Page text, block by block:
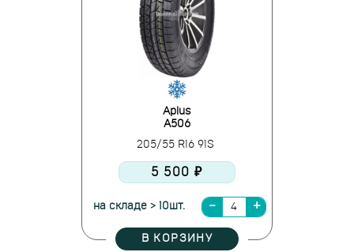
Aplus
A506
205/55 R16 91S
5 500 ₽
на складе > 10шт.
В КОРЗИНУ